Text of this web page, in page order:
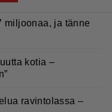
miljoonaa, ja tänne
kotia –
ravintolassa –